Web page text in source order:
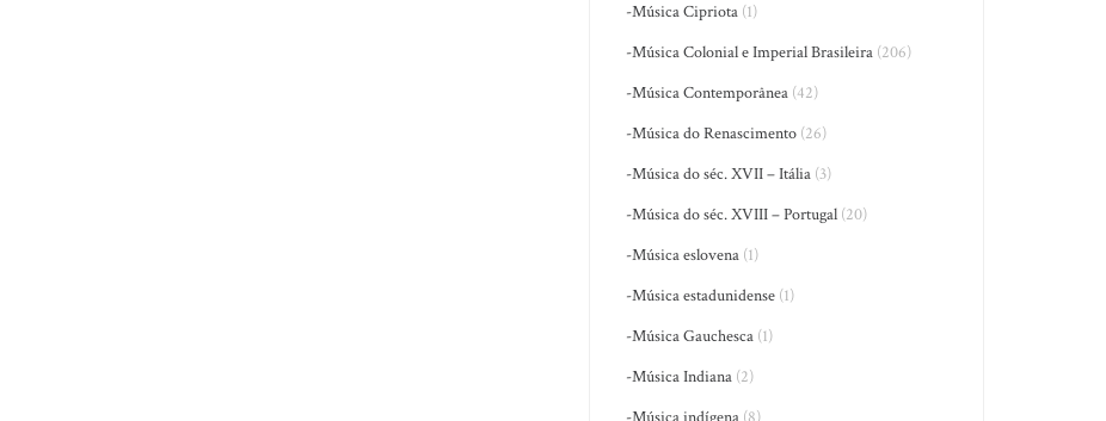
-Música Cipriota (1)
-Música Colonial e Imperial Brasileira (206)
-Música Contemporânea (42)
-Música do Renascimento (26)
-Música do séc. XVII – Itália (3)
-Música do séc. XVIII – Portugal (20)
-Música eslovena (1)
-Música estadunidense (1)
-Música Gauchesca (1)
-Música Indiana (2)